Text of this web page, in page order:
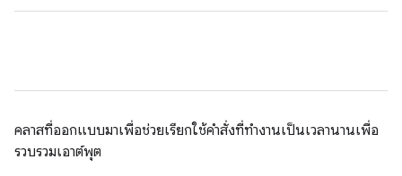
คลาสที่ออกแบบมาเพื่อช่วยเรียกใช้คำสั่งที่ทำงานเป็นเวลานานเพื่อ
รวบรวมเอาต์พุต